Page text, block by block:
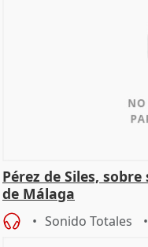
Pérez de Siles,
de Málaga
Sonido Totales